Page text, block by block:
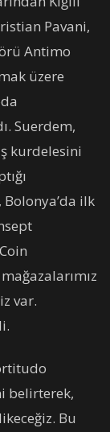
Pavani,
Antimo
üzere
Suerdem,
kurdelesini
Bolonya’da ilk
var.
belirterek,
Bu